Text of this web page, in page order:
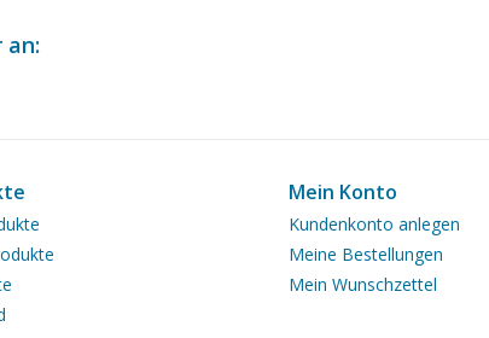
an:
Mein Konto
Kundenkonto anlegen
Meine Bestellungen
Mein Wunschzettel